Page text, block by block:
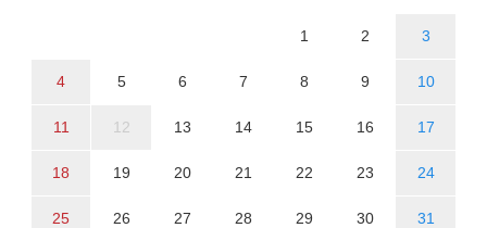
1 2 3
4 5 6 7 8 9 10
11 12 13 14 15 16 17
18 19 20 21 22 23 24
25 26 27 28 29 30 31